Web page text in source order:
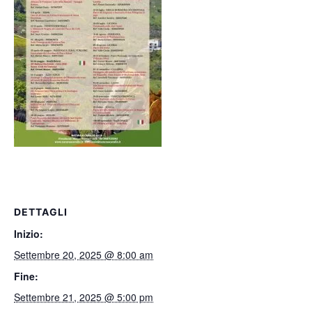
DETTAGLI
Inizio:
Settembre 20, 2025 @ 8:00 am
Fine:
Settembre 21, 2025 @ 5:00 pm